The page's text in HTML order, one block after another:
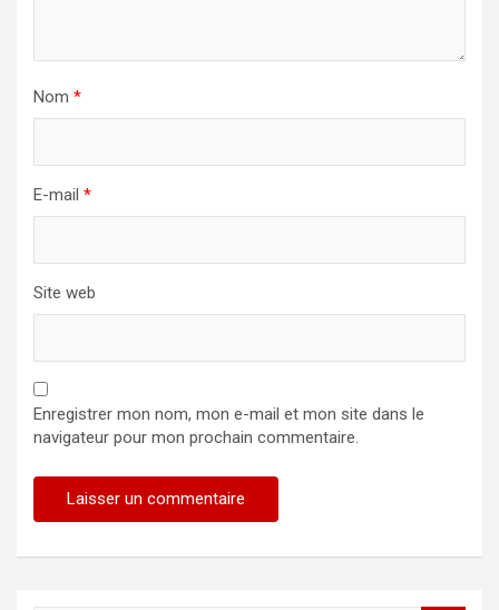
Nom *
E-mail *
Site web
Enregistrer mon nom, mon e-mail et mon site dans le
navigateur pour mon prochain commentaire.